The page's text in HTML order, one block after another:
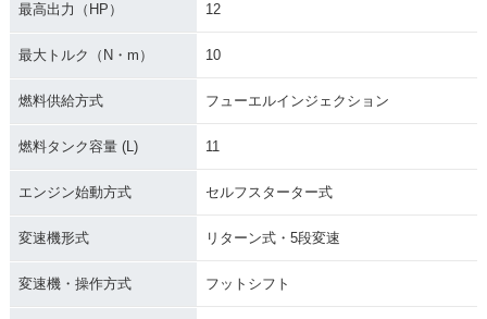
最高出力（HP） 12
最大トルク（N・m） 10
燃料供給方式 フューエルインジェクション
燃料タンク容量 (L) 11
エンジン始動方式 セルフスターター式
変速機形式 リターン式・5段変速
変速機・操作方式 フットシフト